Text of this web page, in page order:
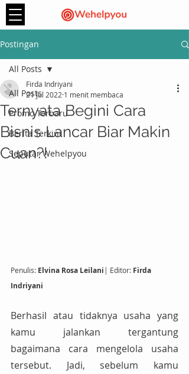
Postingan
All Posts
Promo Terbaru
Berita Terkini
Seputar Wehelpyou
All Posts
Ternyata Begini Cara
Bisnis Lancar Biar Makin
Cuan?!
Firda Indriyani
21 Jul 2022 1 menit membaca
Penulis: Elvina Rosa Leilani | Editor: Firda
Indriyani
Berhasil atau tidaknya usaha yang
kamu jalankan tergantung
bagaimana cara mengelola usaha
tersebut. Jadi, sebelum kamu